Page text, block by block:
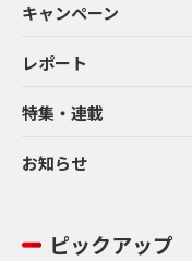
キャンペーン
レポート
特集・連載
お知らせ
ピックアップ